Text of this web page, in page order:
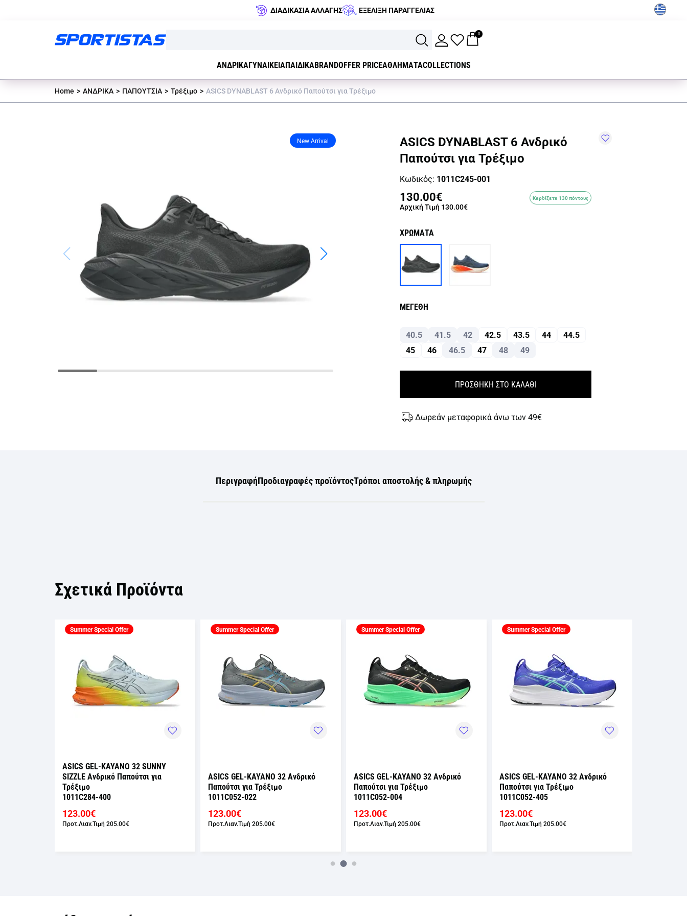
ΔΙΑΔΙΚΑΣΙΑ ΑΛΛΑΓΗΣ ΕΞΕΛΙΞΗ ΠΑΡΑΓΓΕΛΙΑΣ
0
ΑΝΔΡΙΚΑΓΥΝΑΙΚΕΙΑΠΑΙΔΙΚΑBRANDOFFER PRICEΑΘΛΗΜΑΤΑCOLLECTIONS
Home ΑΝΔΡΙΚΑ ΠΑΠΟΥΤΣΙΑ Τρέξιμο ASICS DYNABLAST 6 Ανδρικό Παπούτσι για Τρέξιμο
New Arrival
ASICS DYNABLAST 6 Ανδρικό
Παπούτσι για Τρέξιμο
Κωδικός: 1011C245-001
130.00€
Αρχική Τιμή 130.00€
Κερδίζετε 130 πόντους
ΧΡΩΜΑΤΑ
ΜΕΓΕΘΗ
40.5 41.5 42 42.5 43.5 44
44.5
45
46 46.5 47 48 49
ΠΡΟΣΘΗΚΗ ΣΤΟ ΚΑΛΑΘΙ
Δωρεάν μεταφορικά άνω των 49€
ΠεριγραφήΠροδιαγραφές προϊόντοςΤρόποι αποστολής & πληρωμής
Σχετικά Προϊόντα
Summer Special Offer
ASICS GEL-KAYANO 32 SUNNY
SIZZLE Ανδρικό Παπούτσι για
Τρέξιμο
1011C284-400
123.00€
Προτ.Λιαν.Τιμή 205.00€
Summer Special Offer
ASICS GEL-KAYANO 32 Ανδρικό
Παπούτσι για Τρέξιμο
1011C052-022
123.00€
Προτ.Λιαν.Τιμή 205.00€
Summer Special Offer
ASICS GEL-KAYANO 32 Ανδρικό
Παπούτσι για Τρέξιμο
1011C052-004
123.00€
Προτ.Λιαν.Τιμή 205.00€
Summer Special Offer
ASICS GEL-KAYANO 32 Ανδρικό
Παπούτσι για Τρέξιμο
1011C052-405
123.00€
Προτ.Λιαν.Τιμή 205.00€